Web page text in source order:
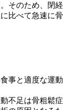
そのため、閉経
比べて急速に骨
事と適度な運動
不足は骨粗鬆症